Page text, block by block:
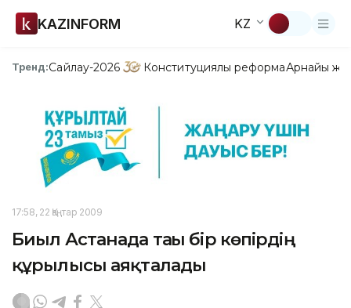
KAZINFORM KZ
Тренд:Сайлау-2026 Конституциялық реформаАрнайы
17:58, 22 Қаңтар 2009
Биыл Астанада тағы бір көпірдің
құрылысы аяқталады